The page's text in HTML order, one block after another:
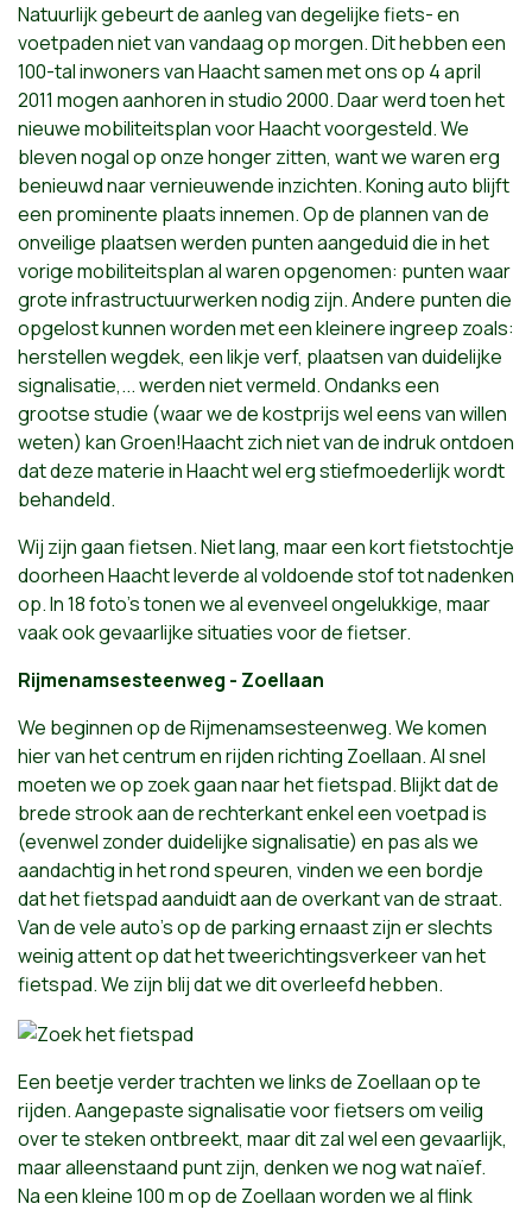
Natuurlijk gebeurt de aanleg van degelijke fiets- en
voetpaden niet van vandaag op morgen. Dit hebben een
100-tal inwoners van Haacht samen met ons op 4 april
2011 mogen aanhoren in studio 2000. Daar werd toen het
nieuwe mobiliteitsplan voor Haacht voorgesteld. We
bleven nogal op onze honger zitten, want we waren erg
benieuwd naar vernieuwende inzichten. Koning auto blijft
een prominente plaats innemen. Op de plannen van de
onveilige plaatsen werden punten aangeduid die in het
vorige mobiliteitsplan al waren opgenomen: punten waar
grote infrastructuurwerken nodig zijn. Andere punten die
opgelost kunnen worden met een kleinere ingreep zoals:
herstellen wegdek, een likje verf, plaatsen van duidelijke
signalisatie,... werden niet vermeld. Ondanks een
grootse studie (waar we de kostprijs wel eens van willen
weten) kan Groen!Haacht zich niet van de indruk ontdoen
dat deze materie in Haacht wel erg stiefmoederlijk wordt
behandeld.
Wij zijn gaan fietsen. Niet lang, maar een kort fietstochtje
doorheen Haacht leverde al voldoende stof tot nadenken
op. In 18 foto's tonen we al evenveel ongelukkige, maar
vaak ook gevaarlijke situaties voor de fietser.
Rijmenamsesteenweg - Zoellaan
We beginnen op de Rijmenamsesteenweg. We komen
hier van het centrum en rijden richting Zoellaan. Al snel
moeten we op zoek gaan naar het fietspad. Blijkt dat de
brede strook aan de rechterkant enkel een voetpad is
(evenwel zonder duidelijke signalisatie) en pas als we
aandachtig in het rond speuren, vinden we een bordje
dat het fietspad aanduidt aan de overkant van de straat.
Van de vele auto's op de parking ernaast zijn er slechts
weinig attent op dat het tweerichtingsverkeer van het
fietspad. We zijn blij dat we dit overleefd hebben.
Een beetje verder trachten we links de Zoellaan op te
rijden. Aangepaste signalisatie voor fietsers om veilig
over te steken ontbreekt, maar dit zal wel een gevaarlijk,
maar alleenstaand punt zijn, denken we nog wat naïef.
Na een kleine 100 m op de Zoellaan worden we al flink